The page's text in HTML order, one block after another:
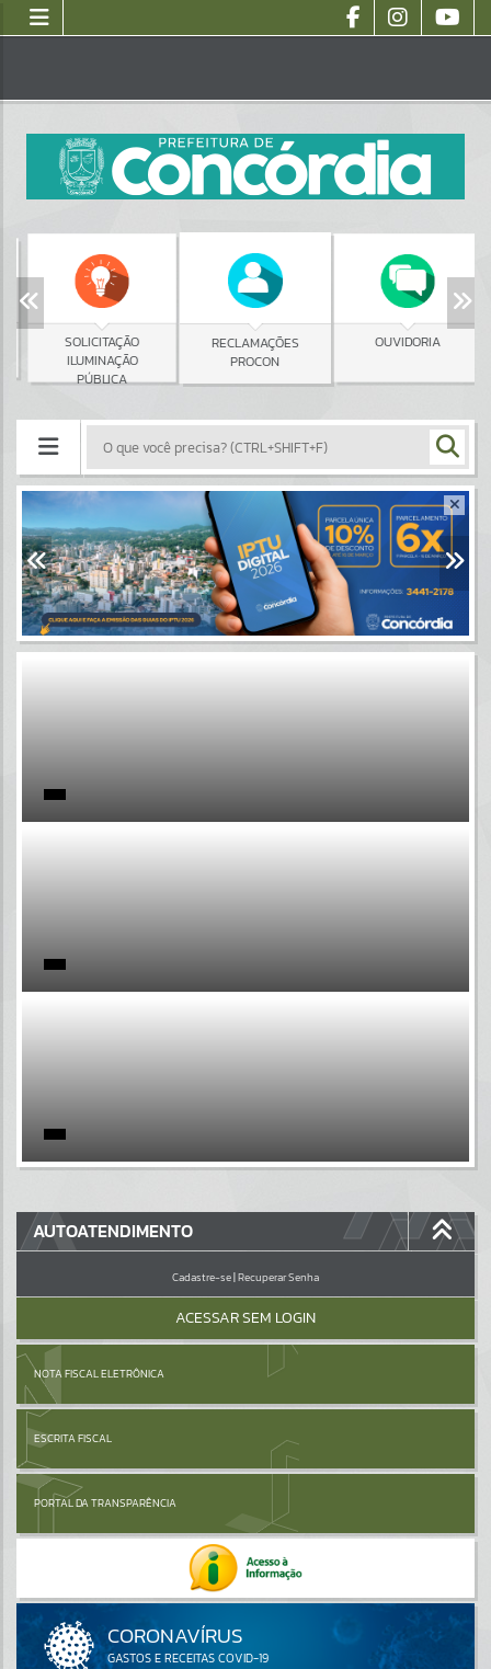
SOLICITAÇÃO
ILUMINAÇÃO
PÚBLICA
RECLAMAÇÕES
PROCON
OUVIDORIA
Portais
Por favor, aguarde...
Por favor, aguarde...
Por favor, aguarde...
GALERIAS
Por favor, aguarde...
AUTOATENDIMENTO
Cadastre-se|Recuperar Senha
ACESSAR SEM LOGIN
NOTA FISCAL ELETRÔNICA
ESCRITA FISCAL
PORTAL DA TRANSPARÊNCIA